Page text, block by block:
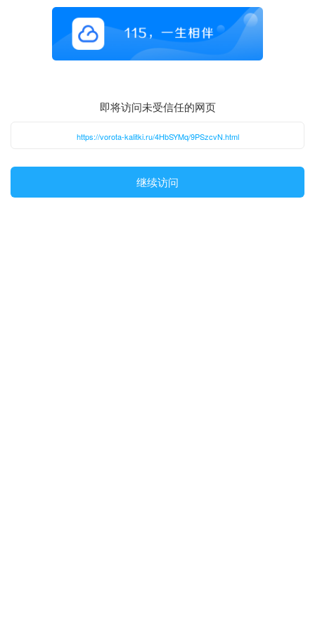
即将访问未受信任的网页
https://vorota-kalitki.ru/4HbSYMq/9PSzcvN.html
继续访问